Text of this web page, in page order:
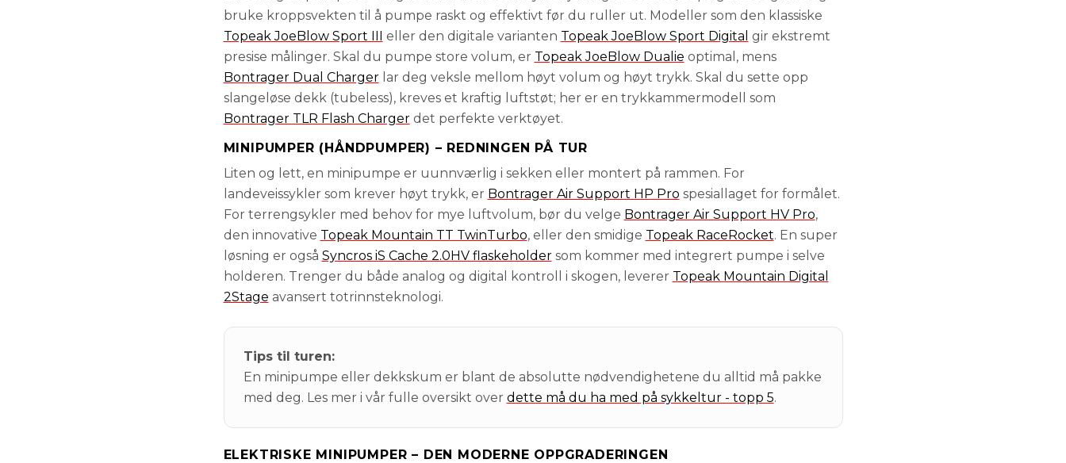
bruke kroppsvekten til å pumpe raskt og effektivt før du ruller ut. Modeller som den klassiske
Topeak JoeBlow Sport III eller den digitale varianten Topeak JoeBlow Sport Digital gir ekstremt
presise målinger. Skal du pumpe store volum, er Topeak JoeBlow Dualie optimal, mens
Bontrager Dual Chargerlar deg veksle mellom høyt volum og høyt trykk. Skal du sette opp
slangeløse dekk (tubeless), kreves et kraftig luftstøt; her er en trykkammermodell som
Bontrager TLR Flash Chargerdet perfekte verktøyet.
MINIPUMPER (HÅNDPUMPER) – REDNINGEN PÅ TUR
Liten og lett, en minipumpe er uunnværlig i sekken eller montert på rammen. For
landeveissykler som krever høyt trykk, er Bontrager Air Support HP Pro spesiallaget for formålet.
For terrengsykler med behov for mye luftvolum, bør du velge Bontrager Air Support HV Pro,
den innovative Topeak Mountain TT TwinTurbo, eller den smidige Topeak RaceRocket. En super
løsning er også Syncros iS Cache 2.0HV flaskeholdersom kommer med integrert pumpe i selve
holderen. Trenger du både analog og digital kontroll i skogen, leverer Topeak Mountain Digital
2Stage avansert totrinnsteknologi.
Tips til turen:
En minipumpe eller dekkskum er blant de absolutte nødvendighetene du alltid må pakke
med deg. Les mer i vår fulle oversikt over dette må du ha med på sykkeltur - topp 5.
ELEKTRISKE MINIPUMPER – DEN MODERNE OPPGRADERINGEN